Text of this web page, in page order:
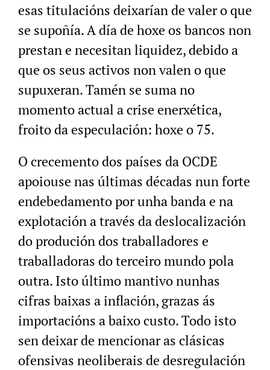
esas titulacións deixarían de valer o que
se supoñía. A día de hoxe os bancos non
prestan e necesitan liquidez, debido a
que os seus activos non valen o que
supuxeran. Tamén se suma no
momento actual a crise enerxética,
froito da especulación: hoxe o 75.
O crecemento dos países da OCDE
apoiouse nas últimas décadas nun forte
endebedamento por unha banda e na
explotación a través da deslocalización
do produción dos traballadores e
traballadoras do terceiro mundo pola
outra. Isto último mantivo nunhas
cifras baixas a inflación, grazas ás
importacións a baixo custo. Todo isto
sen deixar de mencionar as clásicas
ofensivas neoliberais de desregulación